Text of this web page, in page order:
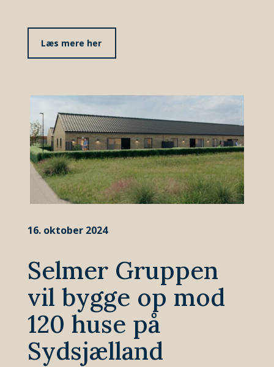
Læs mere her
16. oktober 2024
Selmer Gruppen
vil bygge op mod
120 huse på
Sydsjælland